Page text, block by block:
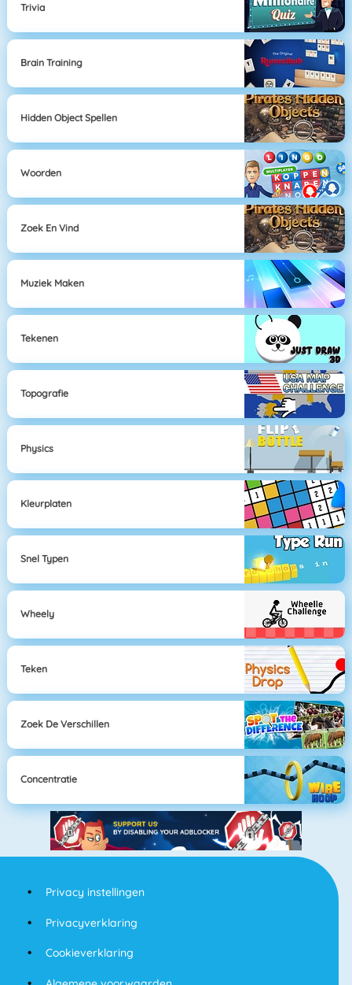
Trivia
Brain Training
Hidden Object Spellen
Woorden
Zoek En Vind
Muziek Maken
Tekenen
Topografie
Physics
Kleurplaten
Snel Typen
Wheely
Teken
Zoek De Verschillen
Concentratie
Privacy instellingen
Privacyverklaring
Cookieverklaring